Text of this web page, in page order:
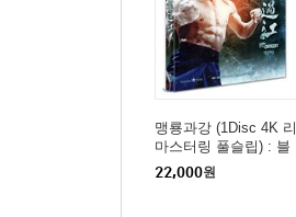
맹룡과강 (1Disc 4K 리
마스터링 풀슬립) : 블
루레이
22,000원